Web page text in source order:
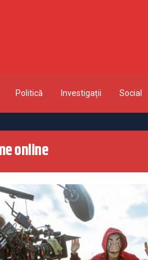
Politică Investigații Social
online